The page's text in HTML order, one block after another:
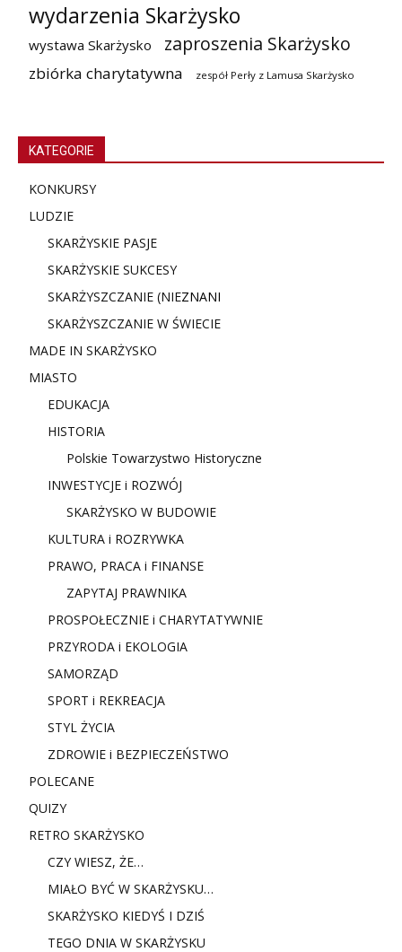
wydarzenia Skarżysko
wystawa Skarżysko zaproszenia Skarżysko
zbiórka charytatywna zespół Perły z Lamusa Skarżysko
KATEGORIE
KONKURSY
LUDZIE
SKARŻYSKIE PASJE
SKARŻYSKIE SUKCESY
SKARŻYSZCZANIE (NIEZNANI
SKARŻYSZCZANIE W ŚWIECIE
MADE IN SKARŻYSKO
MIASTO
EDUKACJA
HISTORIA
Polskie Towarzystwo Historyczne
INWESTYCJE i ROZWÓJ
SKARŻYSKO W BUDOWIE
KULTURA i ROZRYWKA
PRAWO, PRACA i FINANSE
ZAPYTAJ PRAWNIKA
PROSPOŁECZNIE i CHARYTATYWNIE
PRZYRODA i EKOLOGIA
SAMORZĄD
SPORT i REKREACJA
STYL ŻYCIA
ZDROWIE i BEZPIECZEŃSTWO
POLECANE
QUIZY
RETRO SKARŻYSKO
CZY WIESZ, ŻE…
MIAŁO BYĆ W SKARŻYSKU…
SKARŻYSKO KIEDYŚ I DZIŚ
TEGO DNIA W SKARŻYSKU